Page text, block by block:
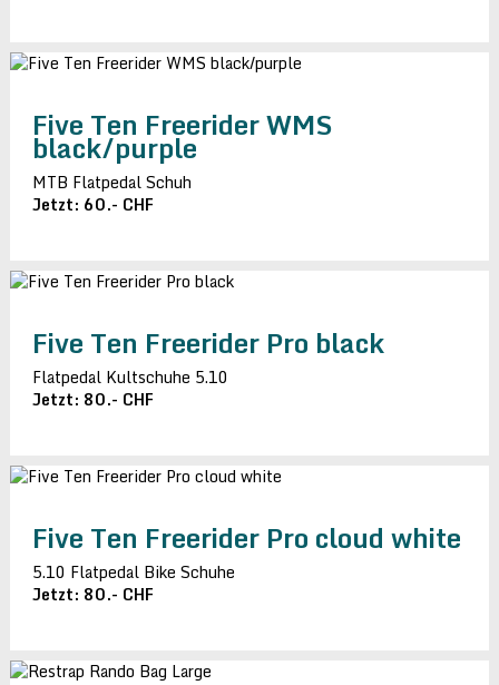
Five Ten Freerider WMS
black/purple
MTB Flatpedal Schuh
Jetzt: 60.- CHF
Five Ten Freerider Pro black
Flatpedal Kultschuhe 5.10
Jetzt: 80.- CHF
Five Ten Freerider Pro cloud white
5.10 Flatpedal Bike Schuhe
Jetzt: 80.- CHF